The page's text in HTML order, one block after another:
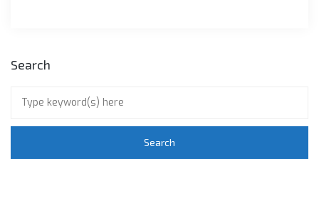
Search